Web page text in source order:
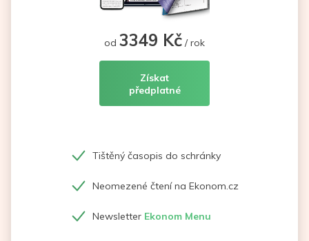
od 3349 Kč / rok
Získat
předplatné
Tištěný časopis do schránky
Neomezené čtení na Ekonom.cz
Newsletter Ekonom Menu